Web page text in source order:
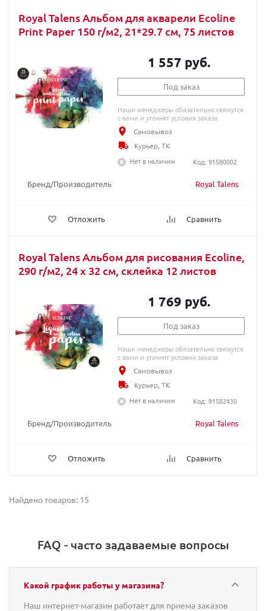
Royal Talens Альбом для акварели Ecoline
Print Paper 150 г/м2, 21*29.7 см, 75 листов
Бренд/Производитель Royal Talens
Отложить Сравнить
1 557 руб.
Под заказ
Наши менеджеры обязательно свяжутся
с вами и уточнят условия заказа
Самовывоз
Курьер, ТК
Нет в наличии
Код: 91580002
Royal Talens Альбом для рисования Ecoline,
290 г/м2, 24 x 32 см, склейка 12 листов
Бренд/Производитель Royal Talens
Отложить Сравнить
1 769 руб.
Под заказ
Наши менеджеры обязательно свяжутся
с вами и уточнят условия заказа
Самовывоз
Курьер, ТК
Нет в наличии
Код: 91582430
Найдено товаров: 15
FAQ - часто задаваемые вопросы
Какой график работы у магазина?
Наш интернет-магазин работает для приема заказов